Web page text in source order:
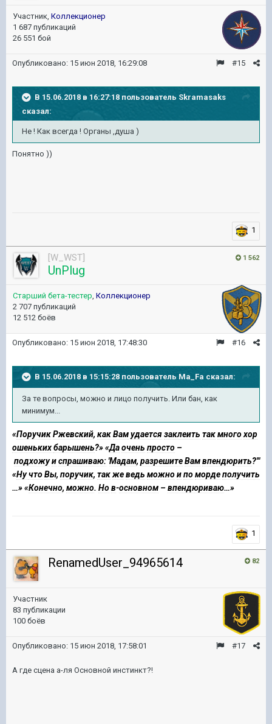
Участник, Коллекционер
1 687 публикаций
26 551 бой
#15
Опубликовано: 15 июн 2018, 16:29:08
В 15.06.2018 в 16:27:18 пользователь Skramasaks
сказал:
Не ! Как всегда ! Органы ,душа )
Понятно ))
1
1 562
[W_WST]
UnPlug
Старший бета-тестер Коллекционер
2 707 публикаций
12 512 боёв
#16
Опубликовано: 15 июн 2018, 17:48:30
В 15.06.2018 в 15:15:28 пользователь Ma_Fa сказал:
За те вопросы, можно и лицо получить. Или бан, как
минимум...
«ПоручикРжевский, какВамудаетсязаклеить такмногохор
ошенькихбарышень?» «Даочень просто –
подхожуиспрашиваю:'Мадам, разрешитеВамвпендюрить?'"
«НучтоВы, поручик, такжеведь можноипомордеполучить
…» «Конечно, можно. Нов-основном –впендюриваю…»
1
82
RenamedUser_94965614
Участник
83 публикации
100 боёв
#17
Опубликовано: 15 июн 2018, 17:58:01
А где сцена а-ля Основной инстинкт?!